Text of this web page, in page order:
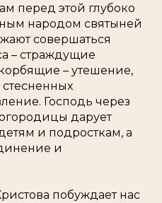
перед этой глубоко
народом святыней
совершаться
– страждущие
– утешение,
Господь через
дарует
и подросткам, а
и
побуждает нас